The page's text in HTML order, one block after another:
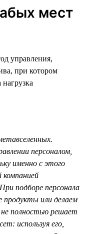
мест
управления,
при котором
персоналом,
именно с этого
компанией
подборе персонала
продукты или делаем
полностью решает
используя его,